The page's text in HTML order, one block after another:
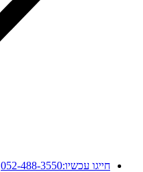
חייגו עכשיו:052-488-3550